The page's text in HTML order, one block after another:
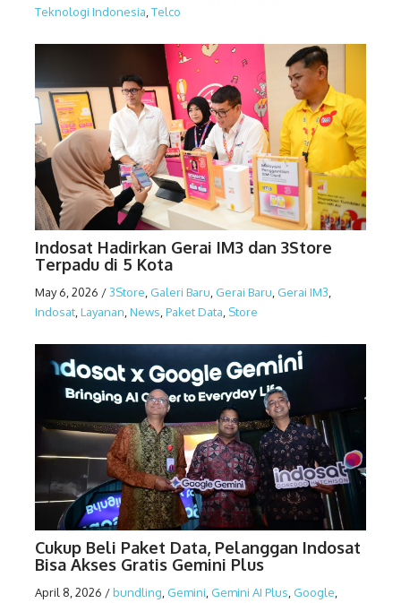
Teknologi Indonesia Telco
Indosat Hadirkan Gerai IM3 dan 3Store
Terpadu di 5 Kota
May 6, 2026 /3Store Galeri Baru Gerai Baru Gerai IM3
Indosat Layanan News Paket Data Store
Cukup Beli Paket Data, Pelanggan Indosat
Bisa Akses Gratis Gemini Plus
April 8, 2026 /bundling Gemini Gemini AI Plus Google